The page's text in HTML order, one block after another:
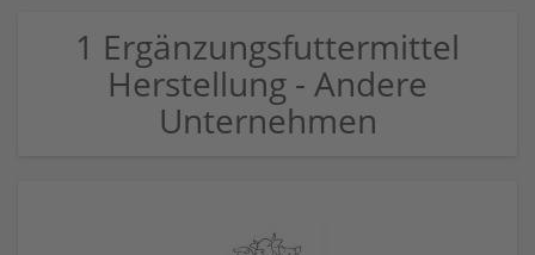
1 Ergänzungsfuttermittel
Herstellung - Andere
Unternehmen